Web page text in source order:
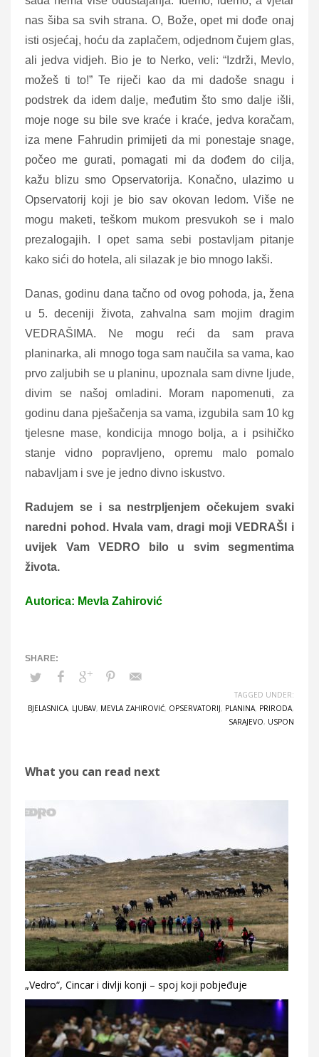
nas šiba sa svih strana. O, Bože, opet mi dođe onaj
isti osjećaj, hoću da zaplačem, odjednom čujem glas,
ali jedva vidjeh. Bio je to Nerko, veli: “Izdrži, Mevlo,
možeš ti to!” Te riječi kao da mi dadoše snagu i
podstrek da idem dalje, međutim što smo dalje išli,
moje noge su bile sve kraće i kraće, jedva koračam,
iza mene Fahrudin primijeti da mi ponestaje snage,
počeo me gurati, pomagati mi da dođem do cilja,
kažu blizu smo Opservatorija. Konačno, ulazimo u
Opservatorij koji je bio sav okovan ledom. Više ne
mogu maketi, teškom mukom presvukoh se i malo
prezalogajih. I opet sama sebi postavljam pitanje
kako sići do hotela, ali silazak je bio mnogo lakši.
Danas, godinu dana tačno od ovog pohoda, ja, žena
u 5. deceniji života, zahvalna sam mojim dragim
VEDRAŠIMA. Ne mogu reći da sam prava
planinarka, ali mnogo toga sam naučila sa vama, kao
prvo zaljubih se u planinu, upoznala sam divne ljude,
divim se našoj omladini. Moram napomenuti, za
godinu dana pješačenja sa vama, izgubila sam 10 kg
tjelesne mase, kondicija mnogo bolja, a i psihičko
stanje vidno popravljeno, opremu malo pomalo
nabavljam i sve je jedno divno iskustvo.
Radujem se i sa nestrpljenjem očekujem svaki
naredni pohod. Hvala vam, dragi moji VEDRAŠI i
uvijek Vam VEDRO bilo u svim segmentima
života.
Autorica: Mevla Zahirović
TAGGED UNDER:
BJELASNICA, LJUBAV, MEVLA ZAHIROVIĆ, OPSERVATORIJ, PLANINA, PRIRODA,
SARAJEVO, USPON
What you can read next
„Vedro“, Cincar i divlji konji – spoj koji pobjeđuje